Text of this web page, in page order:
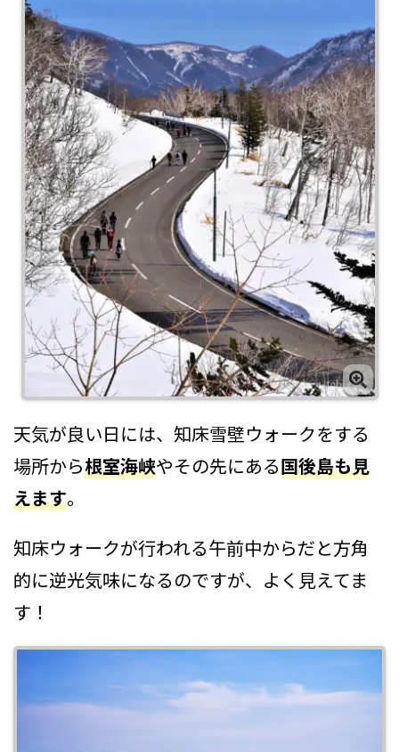
天気が良い日には、知床雪壁ウォークをする
場所から根室海峡やその先にある国後島も見
えます。
知床ウォークが行われる午前中からだと方角
的に逆光気味になるのですが、よく見えてま
す！